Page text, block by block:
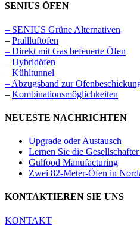
SENIUS ÖFEN
– SENIUS Grüne Alternativen
– Prallluftöfen
– Direkt mit Gas befeuerte Öfen
– Hybridöfen
– Kühltunnel
– Abzugsband zur
– Kombinationsmöglichkeiten
NEUESTE NACHRICHTEN
Upgrade oder Austausch
Lernen Sie die
Gulfood Manufacturing
Zwei 82-Meter-Öfen in
KONTAKTIEREN SIE UNS
KONTAKT